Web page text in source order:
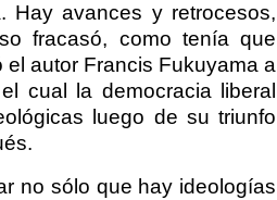
Hay avances y retrocesos,
fracasó, como tenía que
el autor Francis Fukuyama a
cual la democracia liberal
luego de su triunfo
no sólo que hay ideologías